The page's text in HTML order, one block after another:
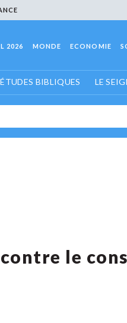
2026 MONDE ECONOMIE
ÉTUDES BIBLIQUES LE
le